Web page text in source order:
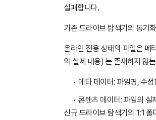
실패합니다.
기존 드라이브 탐색기의 동기
온라인 전용 상태의 파일은 메
의 실제 내용) 는 존재하지 않
메타 데이터: 파일명, 수
콘텐츠 데이터: 파일의 실
신규 드라이브 탐색기의 1:1